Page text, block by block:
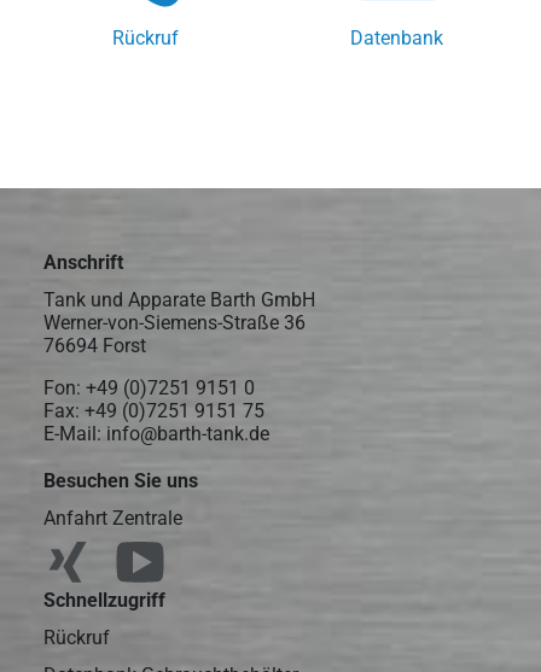
Rückruf Datenbank
Anschrift
Tank und Apparate Barth GmbH
Werner-von-Siemens-Straße 36
76694 Forst
Fon: +49 (0)7251 9151 0
Fax: +49 (0)7251 9151 75
E-Mail: info@barth-tank.de
Besuchen Sie uns
Anfahrt Zentrale
Schnellzugriff
Rückruf